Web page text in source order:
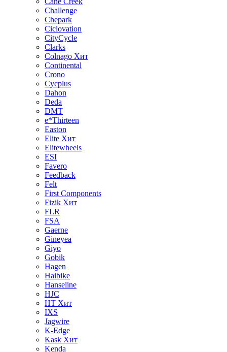
Challenge
Chepark
Ciclovation
CityCycle
Clarks
Colnago Хит
Continental
Crono
Cycplus
Dahon
Deda
DMT
e*Thirteen
Easton
Elite Хит
Elitewheels
ESI
Favero
Feedback
Felt
First Components
Fizik Хит
FLR
FSA
Gaerne
Gineyea
Giyo
Gobik
Hagen
Haibike
Hanseline
HJC
HT Хит
IXS
Jagwire
K-Edge
Kask Хит
Kenda